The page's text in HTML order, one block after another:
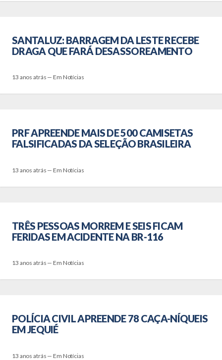
SANTALUZ: BARRAGEM DA LESTE RECEBE
DRAGA QUE FARÁ DESASSOREAMENTO
13 anos atrás — Em Notícias
PRF APREENDE MAIS DE 500 CAMISETAS
FALSIFICADAS DA SELEÇÃO BRASILEIRA
13 anos atrás — Em Notícias
TRÊS PESSOAS MORREM E SEIS FICAM
FERIDAS EM ACIDENTE NA BR-116
13 anos atrás — Em Notícias
POLÍCIA CIVIL APREENDE 78 CAÇA-NÍQUEIS
EM JEQUIÉ
13 anos atrás — Em Notícias